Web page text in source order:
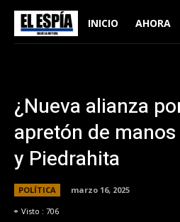
INICIO AHORA
¿Nueva alianza
apretón de
y Piedrahita
POLÍTICA
marzo 16, 2025
Visto : 706